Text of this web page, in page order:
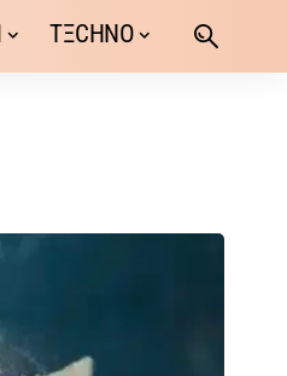
TΞCHNO